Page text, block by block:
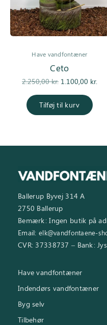
Have vandfontæner
Ceto
2.250,00kr.
Den
pris var:
2.250,00 kr..
1.100,00 kr.
Tilføj til kurv
Ballerup Byvej 314 A
2750 Ballerup
Bemærk: Ingen butik på
Email: elk@vandfontaene-
CVR: 37338737 – Bank:
Have vandfontæner
Indendørs vandfontæner
Byg selv
Tilbehør